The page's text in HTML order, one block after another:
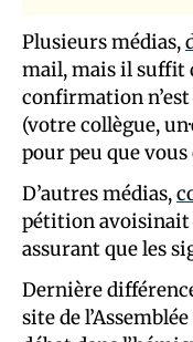
Plusieurs médias,
mail, mais il suffit
confirmation
(votre collègue,
pour peu que
D’autres médias,
pétition avoisinait
assurant que les
Dernière
site de